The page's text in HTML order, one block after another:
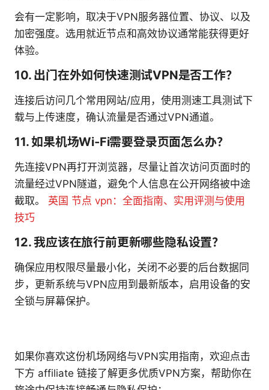
会有一定影响，取决于VPN服务器位置、协议、以及
加密强度。选用就近节点和高效协议通常能获得更好
体验。
10. 出门在外如何快速测试VPN是否工作？
连接后访问几个常用网站/应用，使用测速工具测试下
载与上传速度，确认流量是否通过VPN通道。
11. 如果机场Wi‑Fi需要登录页面怎么办？
先连接VPN再打开浏览器，尽量让首次访问页面时的
流量经过VPN隧道，避免个人信息在公开网络被中途
截取。 英国 节点 vpn：全面指南、实用评测与使用
技巧
12. 我应该在旅行前更新哪些隐私设置？
确保应用权限尽量最小化，关闭不必要的后台数据同
步，更新系统与VPN应用到最新版本，启用设备的安
全锁与屏幕保护。
如果你喜欢这份机场网络与VPN实用指南，欢迎点击
下方 affiliate 链接了解更多优质VPN方案，帮助你在